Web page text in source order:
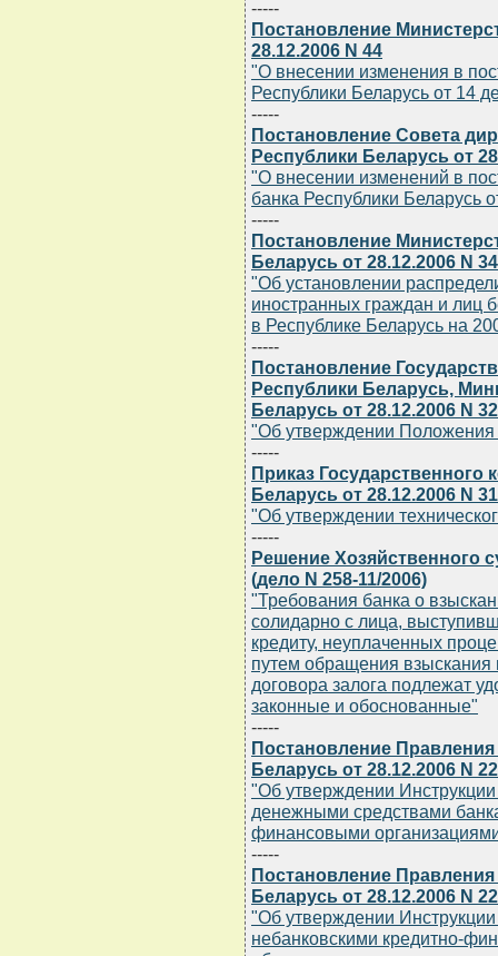
-----
Постановление
28.12.2006 N 44
"О внесении изменения в
Республики Беларусь от 14
-----
Постановление Совета
Республики Беларусь от
"О внесении изменений в
банка Республики Беларусь
-----
Постановление
Беларусь от 28.12.2006 N
"Об установлении
иностранных граждан и лиц
в Республике Беларусь на
-----
Постановление
Республики Беларусь,
Беларусь от 28.12.2006 N
"Об утверждении Положения
-----
Приказ Государственного
Беларусь от 28.12.2006 N
"Об утверждении
-----
Решение Хозяйственного
(дело N 258-11/2006)
"Требования банка о
солидарно с лица,
кредиту, неуплаченных
путем обращения
договора залога подлежат
законные и обоснованные"
-----
Постановление
Беларусь от 28.12.2006 N
"Об утверждении
денежными средствами
финансовыми
-----
Постановление
Беларусь от 28.12.2006 N
"Об утверждении
небанковскими кредитно-